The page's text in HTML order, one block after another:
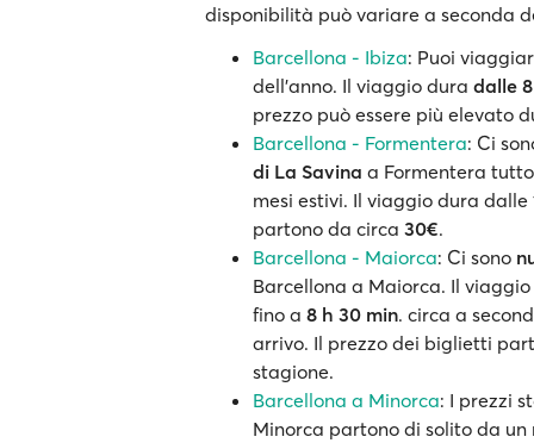
disponibilità può variare a seconda
Barcellona - Ibiza: Puoi
dell’anno. Il viaggio dura dalle
prezzo può essere più elevato
Barcellona - Formentera: Ci
di La Savina a Formentera
mesi estivi. Il viaggio dura dalle
partono da circa 30€.
Barcellona - Maiorca: Ci sono
Barcellona a Maiorca. Il
fino a 8 h 30 min. circa a
arrivo. Il prezzo dei biglietti
stagione.
Barcellona a Minorca: I prezzi
Minorca partono di solito da